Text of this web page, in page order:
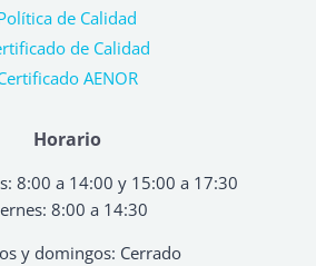
Horario
8:00 a 14:00 y 15:00 a 17:30
8:00 a 14:30
y domingos: Cerrado
de Calidad
de Calidad
AENOR